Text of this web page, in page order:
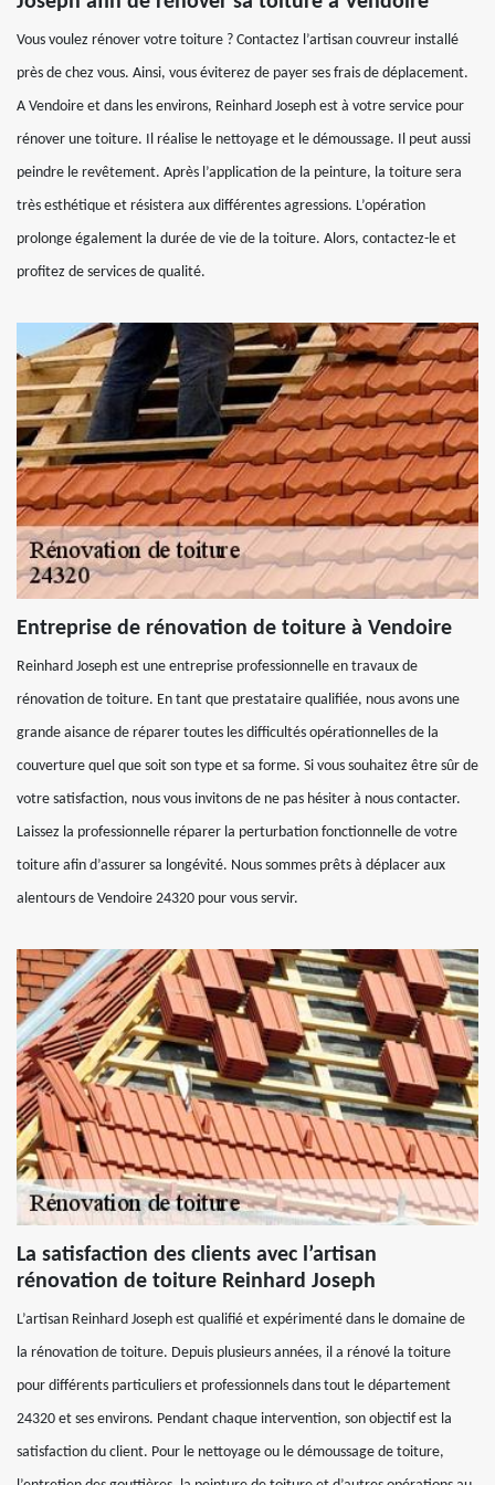
Vous voulez rénover votre toiture ? Contactez l’artisan couvreur installé
près de chez vous. Ainsi, vous éviterez de payer ses frais de déplacement.
A Vendoire et dans les environs, Reinhard Joseph est à votre service pour
rénover une toiture. Il réalise le nettoyage et le démoussage. Il peut aussi
peindre le revêtement. Après l’application de la peinture, la toiture sera
très esthétique et résistera aux différentes agressions. L’opération
prolonge également la durée de vie de la toiture. Alors, contactez-le et
profitez de services de qualité.
Entreprise de rénovation de toiture à Vendoire
Reinhard Joseph est une entreprise professionnelle en travaux de
rénovation de toiture. En tant que prestataire qualifiée, nous avons une
grande aisance de réparer toutes les difficultés opérationnelles de la
couverture quel que soit son type et sa forme. Si vous souhaitez être sûr de
votre satisfaction, nous vous invitons de ne pas hésiter à nous contacter.
Laissez la professionnelle réparer la perturbation fonctionnelle de votre
toiture afin d’assurer sa longévité. Nous sommes prêts à déplacer aux
alentours de Vendoire 24320 pour vous servir.
La satisfaction des clients avec l’artisan
rénovation de toiture Reinhard Joseph
L’artisan Reinhard Joseph est qualifié et expérimenté dans le domaine de
la rénovation de toiture. Depuis plusieurs années, il a rénové la toiture
pour différents particuliers et professionnels dans tout le département
24320 et ses environs. Pendant chaque intervention, son objectif est la
satisfaction du client. Pour le nettoyage ou le démoussage de toiture,